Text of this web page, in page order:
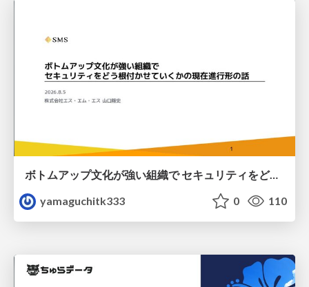
ボトムアップ文化が強い組織で セキュリティをどう根付かせていくかの現在進行形の話 / Making Security Stick in a Bottom-Up Organization
yamaguchitk333
0 110